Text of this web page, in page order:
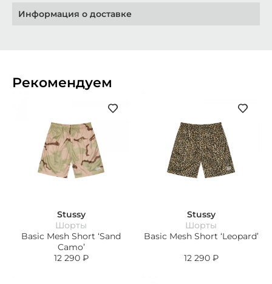
Информация о доставке
Рекомендуем
Stussy
Шорты
Basic Mesh Short ‘Sand
Camo’
12 290 ₽
Stussy
Шорты
Basic Mesh Short ‘Leopard’
12 290 ₽